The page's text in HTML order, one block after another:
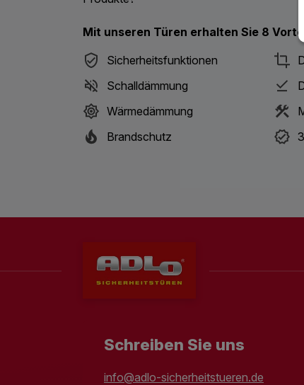
Mit unseren Türen erhalten Sie 8
Sicherheitsfunktionen
Schalldämmung
Wärmedämmung
Brandschutz
Schreiben Sie uns
info@adlo-sicherheitstueren.de